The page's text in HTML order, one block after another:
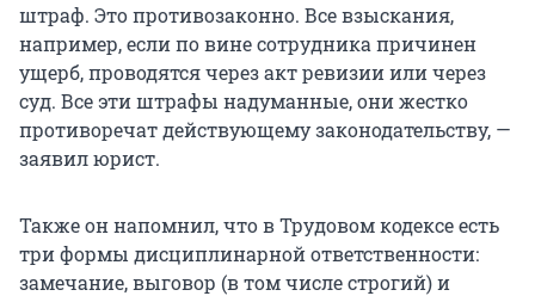
штраф. Это противозаконно. Все взыскания,
например, если по вине сотрудника причинен
ущерб, проводятся через акт ревизии или через
суд. Все эти штрафы надуманные, они жестко
противоречат действующему законодательству, —
заявил юрист.
Также он напомнил, что в Трудовом кодексе есть
три формы дисциплинарной ответственности:
замечание, выговор (в том числе строгий) и